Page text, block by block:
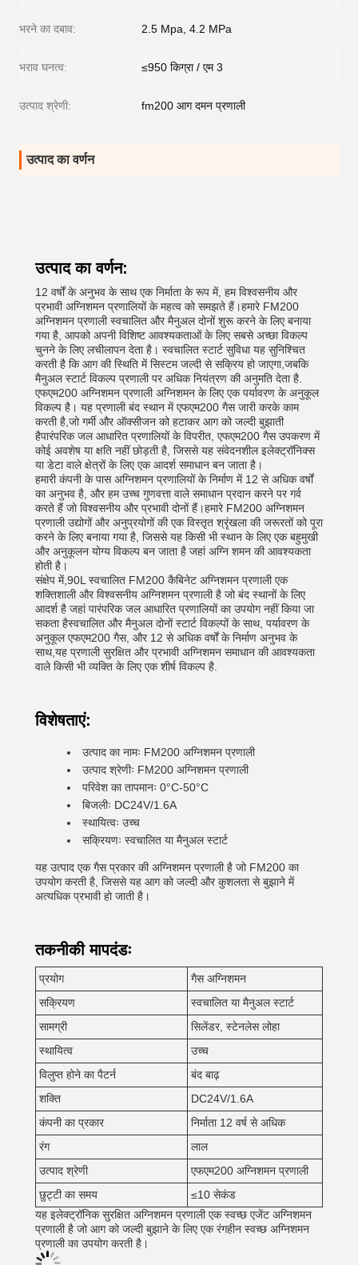
भरने का दबाव: 2.5 Mpa, 4.2 MPa
भराव घनत्व: ≤950 किग्रा / एम 3
उत्पाद श्रेणी: fm200 आग दमन प्रणाली
उत्पाद का वर्णन
उत्पाद का वर्णन:
12 वर्षों के अनुभव के साथ एक निर्माता के रूप में, हम विश्वसनीय और
प्रभावी अग्निशमन प्रणालियों के महत्व को समझते हैं।हमारे FM200
अग्निशमन प्रणाली स्वचालित और मैनुअल दोनों शुरू करने के लिए बनाया
गया है, आपको अपनी विशिष्ट आवश्यकताओं के लिए सबसे अच्छा विकल्प
चुनने के लिए लचीलापन देता है। स्वचालित स्टार्ट सुविधा यह सुनिश्चित
करती है कि आग की स्थिति में सिस्टम जल्दी से सक्रिय हो जाएगा,जबकि
मैनुअल स्टार्ट विकल्प प्रणाली पर अधिक नियंत्रण की अनुमति देता है.
एफएम200 अग्निशमन प्रणाली अग्निशमन के लिए एक पर्यावरण के अनुकूल
विकल्प है। यह प्रणाली बंद स्थान में एफएम200 गैस जारी करके काम
करती है,जो गर्मी और ऑक्सीजन को हटाकर आग को जल्दी बुझाती
हैपारंपरिक जल आधारित प्रणालियों के विपरीत, एफएम200 गैस उपकरण में
कोई अवशेष या क्षति नहीं छोड़ती है, जिससे यह संवेदनशील इलेक्ट्रॉनिक्स
या डेटा वाले क्षेत्रों के लिए एक आदर्श समाधान बन जाता है।
हमारी कंपनी के पास अग्निशमन प्रणालियों के निर्माण में 12 से अधिक वर्षों
का अनुभव है, और हम उच्च गुणवत्ता वाले समाधान प्रदान करने पर गर्व
करते हैं जो विश्वसनीय और प्रभावी दोनों हैं।हमारे FM200 अग्निशमन
प्रणाली उद्योगों और अनुप्रयोगों की एक विस्तृत श्रृंखला की जरूरतों को पूरा
करने के लिए बनाया गया है, जिससे यह किसी भी स्थान के लिए एक बहुमुखी
और अनुकूलन योग्य विकल्प बन जाता है जहां अग्नि शमन की आवश्यकता
होती है।
संक्षेप में,90L स्वचालित FM200 कैबिनेट अग्निशमन प्रणाली एक
शक्तिशाली और विश्वसनीय अग्निशमन प्रणाली है जो बंद स्थानों के लिए
आदर्श है जहां पारंपरिक जल आधारित प्रणालियों का उपयोग नहीं किया जा
सकता हैस्वचालित और मैनुअल दोनों स्टार्ट विकल्पों के साथ, पर्यावरण के
अनुकूल एफएम200 गैस, और 12 से अधिक वर्षों के निर्माण अनुभव के
साथ,यह प्रणाली सुरक्षित और प्रभावी अग्निशमन समाधान की आवश्यकता
वाले किसी भी व्यक्ति के लिए एक शीर्ष विकल्प है.
विशेषताएं:
उत्पाद का नामः FM200 अग्निशमन प्रणाली
उत्पाद श्रेणीः FM200 अग्निशमन प्रणाली
परिवेश का तापमानः 0°C-50°C
बिजलीः DC24V/1.6A
स्थायित्वः उच्च
सक्रियणः स्वचालित या मैनुअल स्टार्ट
यह उत्पाद एक गैस प्रकार की अग्निशमन प्रणाली है जो FM200 का
उपयोग करती है, जिससे यह आग को जल्दी और कुशलता से बुझाने में
अत्यधिक प्रभावी हो जाती है।
तकनीकी मापदंडः
प्रयोग
गैस अग्निशमन
सक्रियण
स्वचालित या मैनुअल स्टार्ट
सामग्री
सिलेंडर, स्टेनलेस लोहा
स्थायित्व
उच्च
विलुप्त होने का पैटर्न
बंद बाढ़
शक्ति
DC24V/1.6A
कंपनी का प्रकार
निर्माता 12 वर्ष से अधिक
रंग
लाल
उत्पाद श्रेणी
एफएम200 अग्निशमन प्रणाली
छुट्टी का समय
≤10 सेकंड
यह इलेक्ट्रॉनिक सुरक्षित अग्निशमन प्रणाली एक स्वच्छ एजेंट अग्निशमन
प्रणाली है जो आग को जल्दी बुझाने के लिए एक रंगहीन स्वच्छ अग्निशमन
प्रणाली का उपयोग करती है।